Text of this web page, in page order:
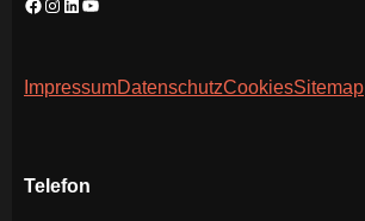
ImpressumDatenschutzCookiesSitemap
Telefon